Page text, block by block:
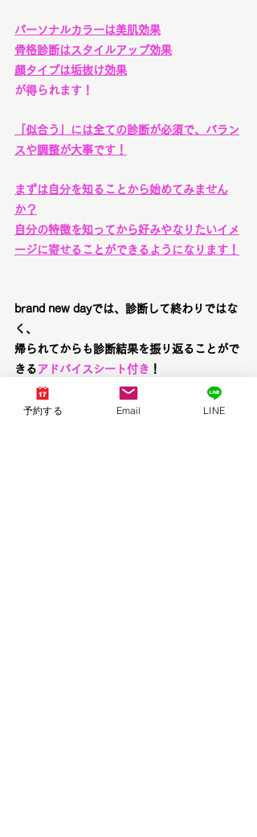
パーソナルカラーは美肌効果
骨格診断はスタイルアップ効果
顔タイプは垢抜け効果
が得られます！
「似合う」には全ての診断が必須で、 バラン
スや調整が大事です！
まずは自分を知ることから始めてみません
か？
自分の特徴を知ってから好みやなりたいイメ
ージに寄せることができるようになります！
brand new dayでは、診断して終わりではな
く、
帰られてからも診断結果を振り返ることがで
きる アドバイスシート付き ！
結果を取り入れてみて、聞きたいことも後か
ら湧いてくることもあるかと思います。
予約する Email LINE